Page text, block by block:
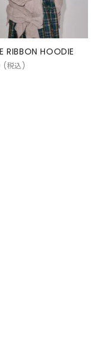
RIBBON HOODIE
(税込)